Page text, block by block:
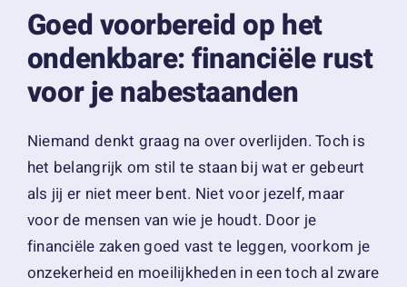
Contact
Goed voorbereid op het
ondenkbare: financiële rust
voor je nabestaanden
Niemand denkt graag na over overlijden. Toch is
het belangrijk om stil te staan bij wat er gebeurt
als jij er niet meer bent. Niet voor jezelf, maar
voor de mensen van wie je houdt. Door je
financiële zaken goed vast te leggen, voorkom je
onzekerheid en moeilijkheden in een toch al zware